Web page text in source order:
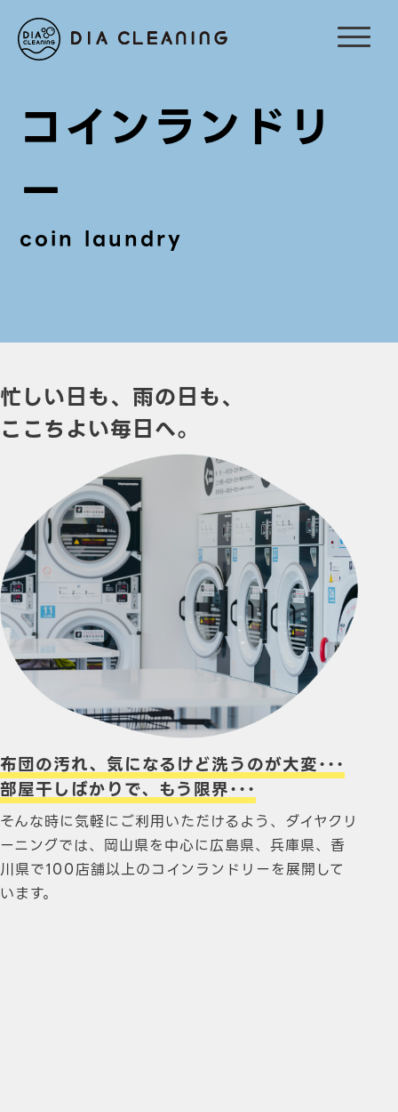
コインランドリ
ー
coin laundry
忙しい日も、雨の日も、
ここちよい毎日へ。
布団の汚れ、気になるけど洗うのが大変･･･
部屋干しばかりで、もう限界･･･
そんな時に気軽にご利用いただけるよう、ダイヤクリ
ーニングでは、岡山県を中心に広島県、兵庫県、香
川県で100店舗以上のコインランドリーを展開して
います。